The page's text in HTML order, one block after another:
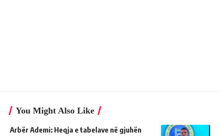
You Might Also Like
Arbër Ademi: Heqja e tabelave në gjuhën